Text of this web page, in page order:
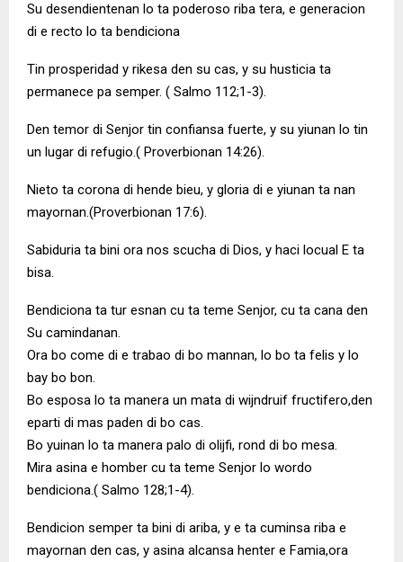
Su desendientenan lo ta poderoso riba tera, e generacion
di e recto lo ta bendiciona
Tin prosperidad y rikesa den su cas, y su husticia ta
permanece pa semper. ( Salmo 112;1-3).
Den temor di Senjor tin confiansa fuerte, y su yiunan lo tin
un lugar di refugio.( Proverbionan 14:26).
Nieto ta corona di hende bieu, y gloria di e yiunan ta nan
mayornan.(Proverbionan 17:6).
Sabiduria ta bini ora nos scucha di Dios, y haci locual E ta
bisa.
Bendiciona ta tur esnan cu ta teme Senjor, cu ta cana den
Su camindanan.
Ora bo come di e trabao di bo mannan, lo bo ta felis y lo
bay bo bon.
Bo esposa lo ta manera un mata di wijndruif fructifero,den
eparti di mas paden di bo cas.
Bo yuinan lo ta manera palo di olijfi, rond di bo mesa.
Mira asina e homber cu ta teme Senjor lo wordo
bendiciona.( Salmo 128;1-4).
Bendicion semper ta bini di ariba, y e ta cuminsa riba e
mayornan den cas, y asina alcansa henter e Famia,ora